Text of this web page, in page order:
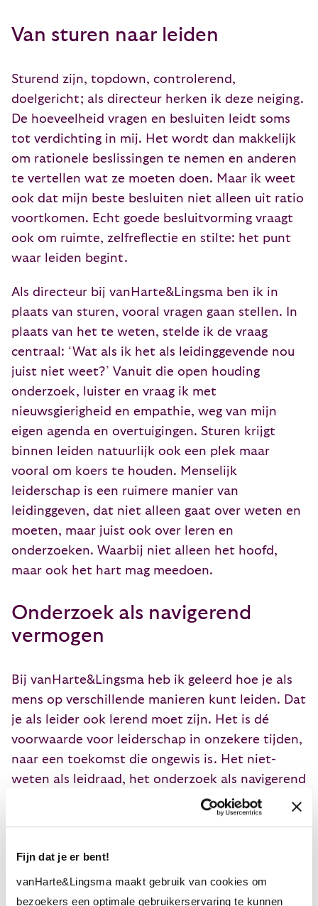
Fijn dat je er bent!
vanHarte&Lingsma maakt gebruik van cookies om
bezoekers een optimale gebruikerservaring te kunnen
Van sturen naar leiden
Sturend zijn, topdown, controlerend,
doelgericht; als directeur herken ik deze neiging.
De hoeveelheid vragen en besluiten leidt soms
tot verdichting in mij. Het wordt dan makkelijk
om rationele beslissingen te nemen en anderen
te vertellen wat ze moeten doen. Maar ik weet
ook dat mijn beste besluiten niet alleen uit ratio
voortkomen. Echt goede besluitvorming vraagt
ook om ruimte, zelfreflectie en stilte: het punt
waar leiden begint.
Als directeur bij vanHarte&Lingsma ben ik in
plaats van sturen, vooral vragen gaan stellen. In
plaats van het te weten, stelde ik de vraag
centraal: ‘Wat als ik het als leidinggevende nou
juist niet weet?’ Vanuit die open houding
onderzoek, luister en vraag ik met
nieuwsgierigheid en empathie, weg van mijn
eigen agenda en overtuigingen. Sturen krijgt
binnen leiden natuurlijk ook een plek maar
vooral om koers te houden. Menselijk
leiderschap is een ruimere manier van
leidinggeven, dat niet alleen gaat over weten en
moeten, maar juist ook over leren en
onderzoeken. Waarbij niet alleen het hoofd,
maar ook het hart mag meedoen.
Onderzoek als navigerend
vermogen
Bij vanHarte&Lingsma heb ik geleerd hoe je als
mens op verschillende manieren kunt leiden. Dat
je als leider ook lerend moet zijn. Het is dé
voorwaarde voor leiderschap in onzekere tijden,
naar een toekomst die ongewis is. Het niet-
weten als leidraad, het onderzoek als navigerend
luister ik omdat ik mijn eigen verhaal wil